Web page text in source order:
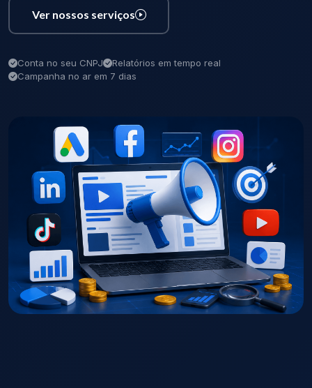
Ver nossos serviços
Conta no seu CNPJ
Relatórios em tempo real
Campanha no ar em 7 dias